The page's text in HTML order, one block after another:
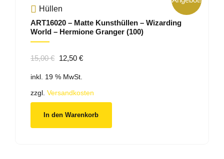
Hüllen
ART16020 – Matte Kunsthüllen – Wizarding
World – Hermione Granger (100)
15,00€ Ursprünglicher
war:
15,00 €
12,50 €Aktueller
12,50 €.
inkl. 19 % MwSt.
zzgl. Versandkosten
In den Warenkorb